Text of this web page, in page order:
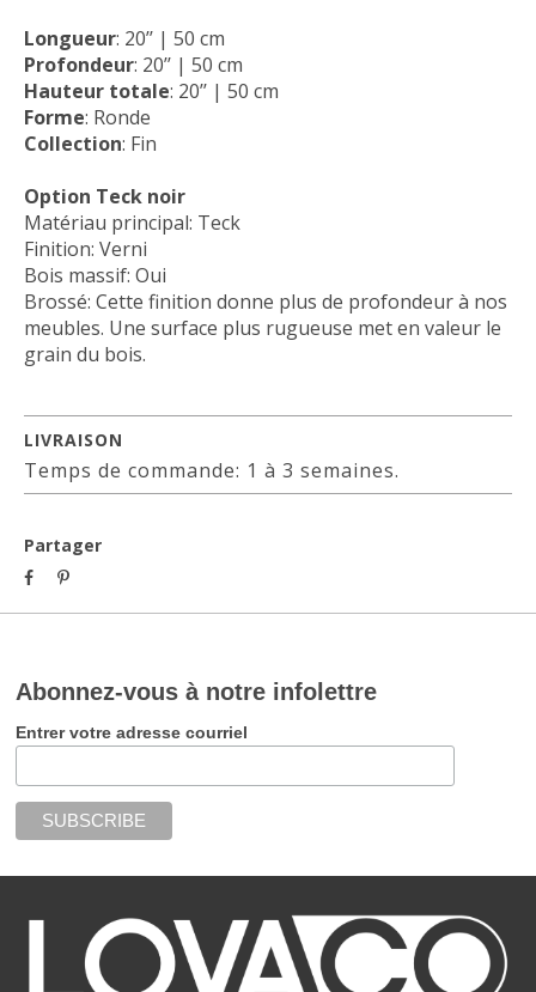
Longueur: 20’’ | 50 cm
Profondeur: 20’’ | 50 cm
Hauteur totale: 20’’ | 50 cm
Forme: Ronde
Collection: Fin
Option Teck noir
Matériau principal: Teck
Finition: Verni
Bois massif: Oui
Brossé: Cette finition donne plus de profondeur à nos
meubles. Une surface plus rugueuse met en valeur le
grain du bois.
LIVRAISON
Temps de commande: 1 à 3 semaines.
Partager
Abonnez-vous à notre infolettre
Entrer votre adresse courriel